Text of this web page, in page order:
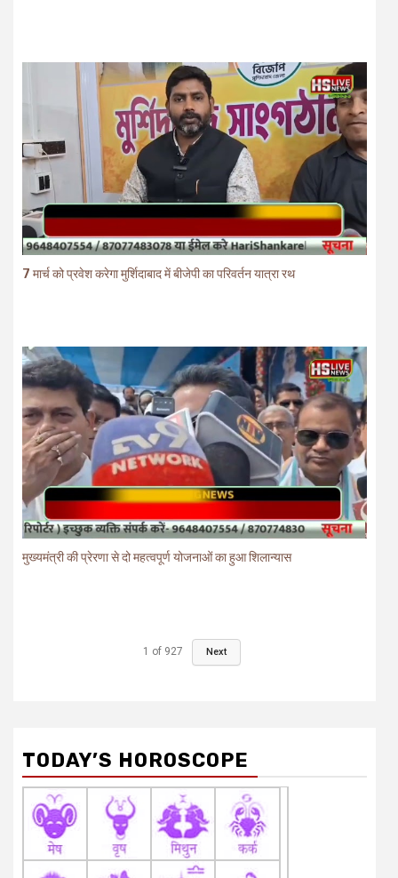
7 मार्च को प्रवेश करेगा मुर्शिदाबाद में बीजेपी का परिवर्तन यात्रा रथ
मुख्यमंत्री की प्रेरणा से दो महत्वपूर्ण योजनाओं का हुआ शिलान्यास
1 of 927 Next
TODAY’S HOROSCOPE